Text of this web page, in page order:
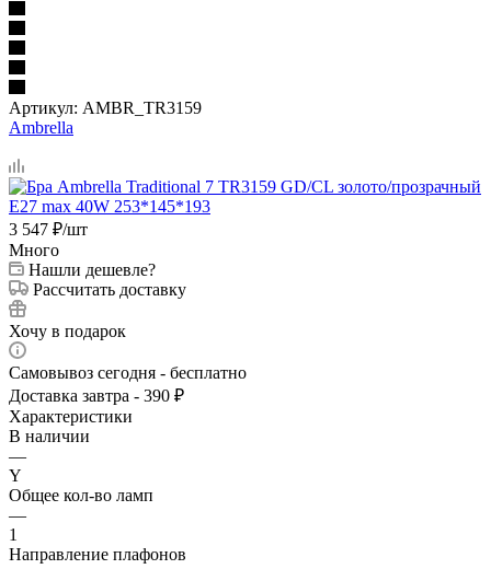
Артикул: AMBR_TR3159
Ambrella
3 547 ₽/шт
Много
Нашли дешевле?
Рассчитать доставку
Хочу в подарок
Самовывоз сегодня - бесплатно
Доставка завтра - 390 ₽
Характеристики
В наличии
—
Y
Общее кол-во ламп
—
1
Направление плафонов